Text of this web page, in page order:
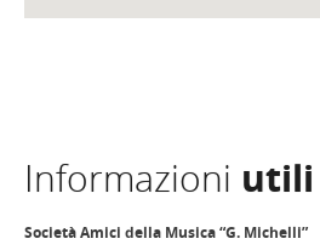
Informazioni utili
Società Amici della Musica “G. Michelli”